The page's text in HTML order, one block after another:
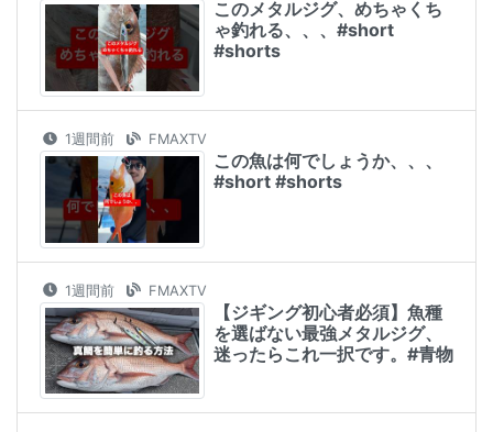
このメタルジグ、めちゃくち
ゃ釣れる、、、#short
#shorts
1週間前 FMAXTV
この魚は何でしょうか、、、
#short #shorts
1週間前 FMAXTV
【ジギング初心者必須】魚種
を選ばない最強メタルジグ、
迷ったらこれ一択です。#青物